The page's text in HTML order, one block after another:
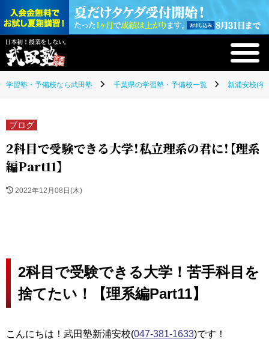
学習塾・予備校なら武田塾 千葉県の学習塾・予備校一覧 新浦安校(学
ブログ
2科目で受験できる大学！私立理系の君に！【理系
編Part11】
2022年12月08日(木)
2科目で受験できる大学！苦手科目を
捨てたい！【理系編Part11】
こんにちは！武田塾新浦安校(047-381-1633)です！